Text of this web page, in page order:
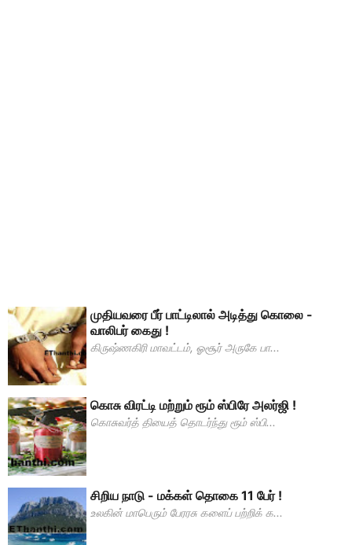
முதியவரை பீர் பாட்டிலால் அடித்து கொலை -
வாலிபர் கைது !
கிருஷ்ணகிரி மாவட்டம், ஓசூர் அருகே பா...
கொசு விரட்டி மற்றும் ரூம் ஸ்பிரே அலர்ஜி !
கொசுவர்த் தியைத் தொடர்ந்து ரூம் ஸ்பி...
சிறிய நாடு - மக்கள் தொகை 11 பேர் !
உலகின் மாபெரும் பேரரசு களைப் பற்றிக் க...